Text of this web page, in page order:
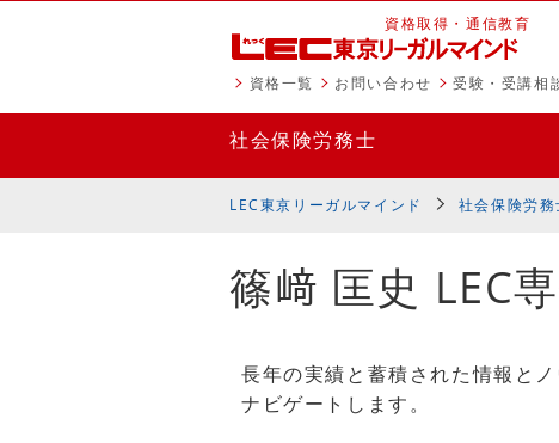
資格取得・通信教育
資格一覧 お問い合わせ 受験・受講相
社会保険労務士
LEC東京リーガルマインド 社会保険労務
篠﨑 匡史 LEC
長年の実績と蓄積された情報と
ナビゲートします。